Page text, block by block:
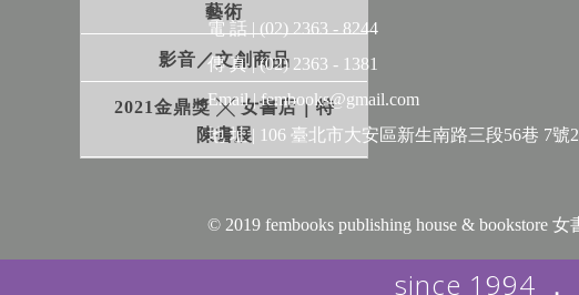
藝術
影音／文創商品
2021金鼎獎 ╳ 女書店｜特
陳書展
電 話 | (02) 2363 - 8244
傳 真 | (02) 2363 - 1381
Email | fembooks@gmail.com
地 址 | 106 臺北市大安區新生南路三段56巷 7號
© 2019 fembooks publishing house & bookstore
since 1994